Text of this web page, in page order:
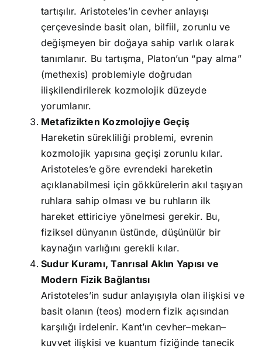
tartışılır. Aristoteles’in cevher anlayışı
çerçevesinde basit olan, bilfiil, zorunlu ve
değişmeyen bir doğaya sahip varlık olarak
tanımlanır. Bu tartışma, Platon’un “pay alma”
(methexis) problemiyle doğrudan
ilişkilendirilerek kozmolojik düzeyde
yorumlanır.
Metafizikten Kozmolojiye Geçiş
Hareketin sürekliliği problemi, evrenin
kozmolojik yapısına geçişi zorunlu kılar.
Aristoteles’e göre evrendeki hareketin
açıklanabilmesi için gökkürelerin akıl taşıyan
ruhlara sahip olması ve bu ruhların ilk
hareket ettiriciye yönelmesi gerekir. Bu,
fiziksel dünyanın üstünde, düşünülür bir
kaynağın varlığını gerekli kılar.
Sudur Kuramı, Tanrısal Aklın Yapısı ve
Modern Fizik Bağlantısı
Aristoteles’in sudur anlayışıyla olan ilişkisi ve
basit olanın (teos) modern fizik açısından
karşılığı irdelenir. Kant’ın cevher–mekan–
kuvvet ilişkisi ve kuantum fiziğinde tanecik